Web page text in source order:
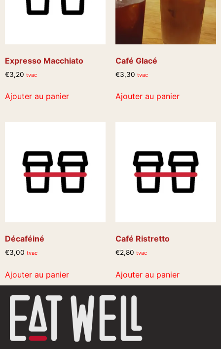
Expresso Macchiato
€3,20 tvac
Ajouter au panier
Café Glacé
€3,30 tvac
Ajouter au panier
Décaféiné
€3,00 tvac
Ajouter au panier
Café Ristretto
€2,80 tvac
Ajouter au panier